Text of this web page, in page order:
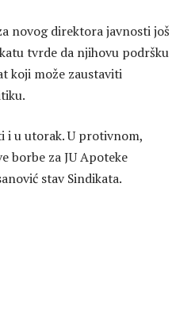
novog direktora javnosti još
tvrde da njihovu podršku
koji može zaustaviti
i u utorak. U protivnom,
borbe za JU Apoteke
stav Sindikata.